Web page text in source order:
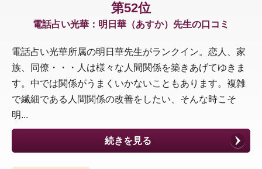
第52位
電話占い光華：明日華（あすか）先生の口コミ
電話占い光華所属の明日華先生がランクイン。恋人、家
族、同僚・・・人は様々な人間関係を築きあげてゆきま
す。中では関係がうまくいかないこともあります。複雑
で繊細である人間関係の改善をしたい、そんな時こそ
明...
続きを見る